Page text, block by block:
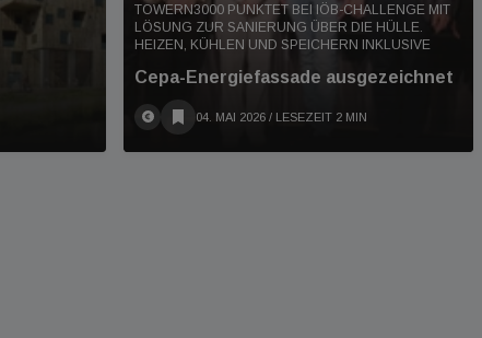
TOWERN3000 PUNKTET BEI IÖB-CHALLENGE MIT
LÖSUNG ZUR SANIERUNG ÜBER DIE HÜLLE.
HEIZEN, KÜHLEN UND SPEICHERN INKLUSIVE
Cepa-Energiefassade ausgezeichnet
04. MAI 2026 / LESEZEIT 2 MIN